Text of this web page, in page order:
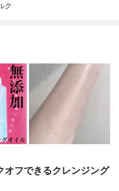
ク
オフできるクレンジング